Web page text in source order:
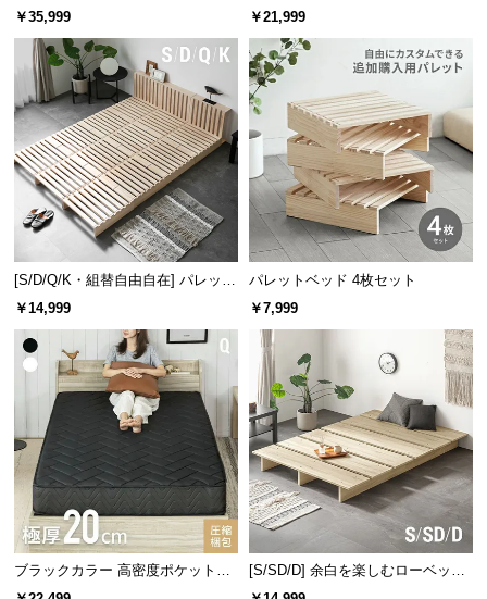
20枚セット
￥35,999
12枚セット
￥21,999
[S/D/Q/K・組替自由自在] パレット
ベッド 8/12/16枚セット
￥14,999
パレットベッド 4枚セット
￥7,999
ブラックカラー 高密度ポケットコ
イルマットレス Q
[S/SD/D] 余白を楽しむローベッド
フレーム 天然木調 ステージベッド